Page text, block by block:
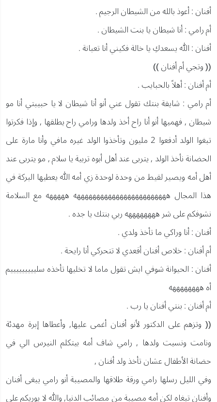
أفنان : أعوذ بالله من الشيطان الرجيم .
أم رامي : أنا شيطان يا بنت الشيطان .
أفنان : الله يسعدكِ يا خالة فكيني أنا تعبانة .
(( وتجي أم أفنان ))
أم أفنان : أهلاً بالحبايب .
أم رامي : شايفة بنتك تقول عني أنو أنا شيطان لا يا حبيبتي أنا مو
شيطان , فهميها أنو أنا راح أخذ ولدها ورامي راح يطلقها , وإذا فكرتوا
تبغوا الولد أدفعوا 2 مليون وتأخذوا الولد غيره مافي وأنا مارة على
الحضانة نأخذ الولد , يتربى عند أهل أبوه تربية يا سلام , مو يتربى عند
أهل أمه ويصير لقيط من وحدة لوحدة زي أمه الله يعطيها البركة في
هذا المجال ههههههههههههههههههههههههه هههههه مع السلامة
نشوفكم على شر ههههههههه ربي بنتك يا جده .
أفنان : أنا وراكي ما تأخذ ولدي .
أم أفنان : خلاص أفنان أقعدي لا تتحركي أنا رايحة .
أفنان : الحيوانة شوفي ايش تقول ماما لا تخليها تأخذه سليييييييييم
أه ههههههههه
أم أفنان : بنتي أفنان يا رب .
(( وتزهم على الدكتور لأنو أفنان أغمى عليها, وأعطاها إبرة مهدئة
ونامت ونسيت ولدها , رامي شاف أمه بيتكلم النيرس الي في
حضانة الأطفال عشان تأخذ ولد أفنان ,
وفي الليل رسلها رامي ورقة طلاقها والمصيبة أنو رامي يبغى أفنان
وأفنان تبغاه لكن أمه مصيبة من مصائب الدنيا, والله لا يوريكم على